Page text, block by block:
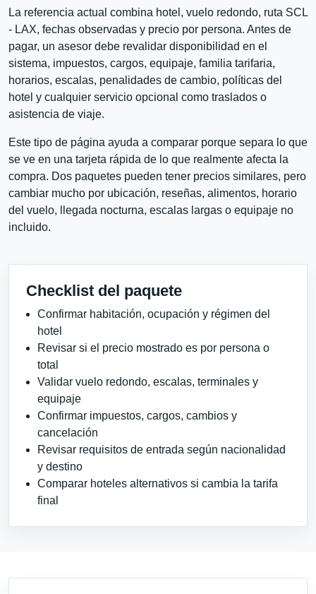
La referencia actual combina hotel, vuelo redondo, ruta SCL
- LAX, fechas observadas y precio por persona. Antes de
pagar, un asesor debe revalidar disponibilidad en el
sistema, impuestos, cargos, equipaje, familia tarifaria,
horarios, escalas, penalidades de cambio, políticas del
hotel y cualquier servicio opcional como traslados o
asistencia de viaje.
Este tipo de página ayuda a comparar porque separa lo que
se ve en una tarjeta rápida de lo que realmente afecta la
compra. Dos paquetes pueden tener precios similares, pero
cambiar mucho por ubicación, reseñas, alimentos, horario
del vuelo, llegada nocturna, escalas largas o equipaje no
incluido.
Checklist del paquete
Confirmar habitación, ocupación y régimen del
hotel
Revisar si el precio mostrado es por persona o
total
Validar vuelo redondo, escalas, terminales y
equipaje
Confirmar impuestos, cargos, cambios y
cancelación
Revisar requisitos de entrada según nacionalidad
y destino
Comparar hoteles alternativos si cambia la tarifa
final